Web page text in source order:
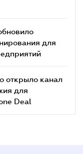
для
открыло канал
для
Deal